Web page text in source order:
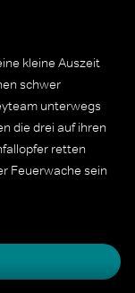
kleine Auszeit
schwer
unterwegs
die drei auf ihren
retten
Feuerwache sein